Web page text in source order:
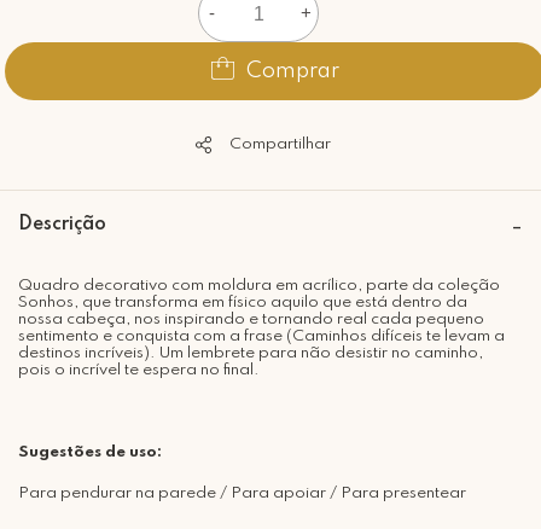
- +
Comprar
Compartilhar
Descrição
Quadro decorativo com moldura em acrílico, parte da coleção
Sonhos, que transforma em físico aquilo que está dentro da
nossa cabeça, nos inspirando e tornando real cada pequeno
sentimento e conquista com a frase (Caminhos difíceis te levam a
destinos incríveis). Um lembrete para não desistir no caminho,
pois o incrível te espera no final.
Sugestões de uso:
Para pendurar na parede / Para apoiar / Para presentear